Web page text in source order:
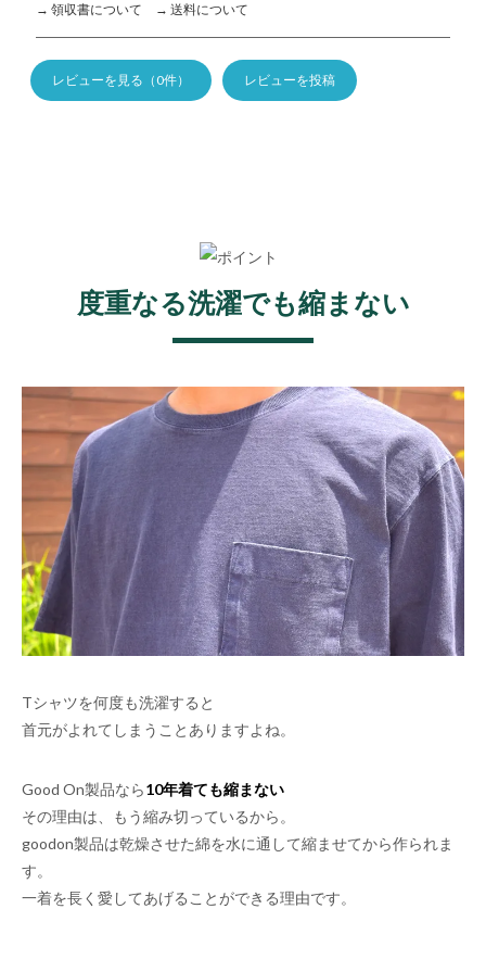
→ 領収書について → 送料について
レビューを見る（0件） レビューを投稿
度重なる洗濯でも縮まない
Tシャツを何度も洗濯すると
首元がよれてしまうことありますよね。
Good On製品なら10年着ても縮まない
その理由は、もう縮み切っているから。
goodon製品は乾燥させた綿を水に通して縮ませてから作られま
す。
一着を長く愛してあげることができる理由です。